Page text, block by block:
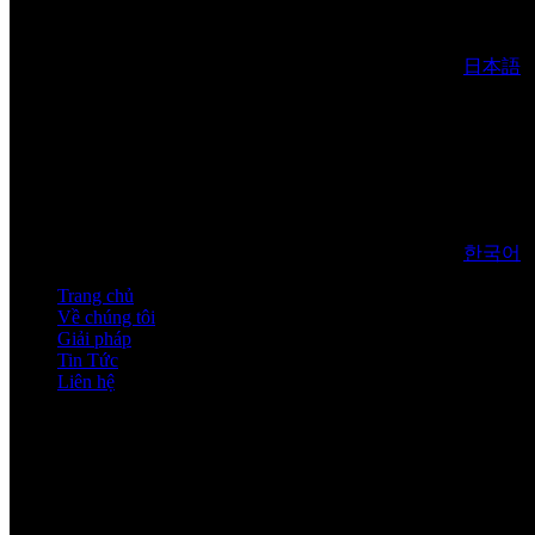
日本語
한국어
Trang chủ
Về chúng tôi
Giải pháp
Tin Tức
Liên hệ